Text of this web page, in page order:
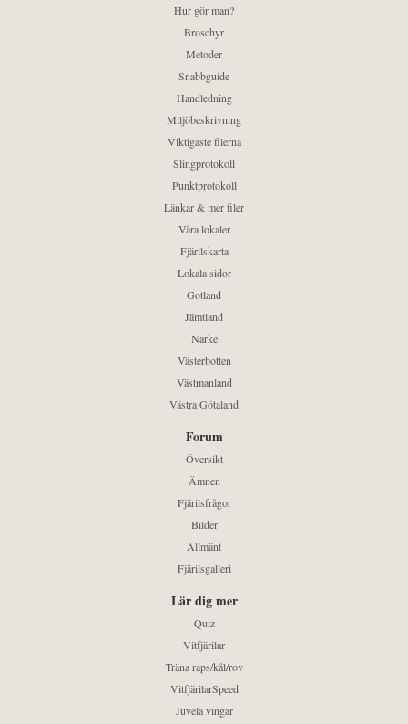
Hur gör man?
Broschyr
Metoder
Snabbguide
Handledning
Miljöbeskrivning
Viktigaste filerna
Slingprotokoll
Punktprotokoll
Länkar & mer filer
Våra lokaler
Fjärilskarta
Lokala sidor
Gotland
Jämtland
Närke
Västerbotten
Västmanland
Västra Götaland
Forum
Översikt
Ämnen
Fjärilsfrågor
Bilder
Allmänt
Fjärilsgalleri
Lär dig mer
Quiz
Vitfjärilar
Träna raps/kål/rov
VitfjärilarSpeed
Juvela vingar